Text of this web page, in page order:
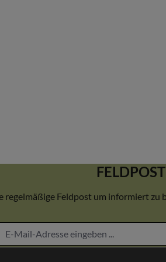
FELDPOST
regelmäßige Feldpost um informiert zu